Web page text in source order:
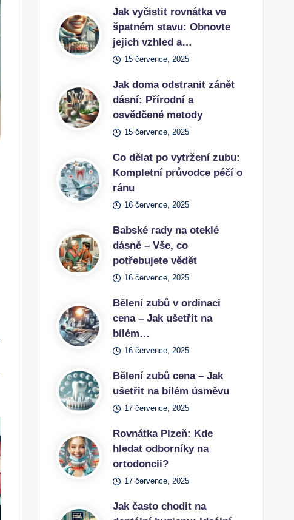
Jak vyčistit rovnátka ve
špatném stavu: Obnovte
jejich vzhled a…
15 července, 2025
Jak doma odstranit zánět
dásní: Přírodní a
osvědčené metody
15 července, 2025
Co dělat po vytržení zubu:
Kompletní průvodce péčí o
ránu
16 července, 2025
Babské rady na oteklé
dásně – Vše, co
potřebujete vědět
16 července, 2025
Bělení zubů v ordinaci
cena – Jak ušetřit na
bílém…
16 července, 2025
Bělení zubů cena – Jak
ušetřit na bílém úsměvu
17 července, 2025
Rovnátka Plzeň: Kde
hledat odborníky na
ortodoncii?
17 července, 2025
Jak často chodit na